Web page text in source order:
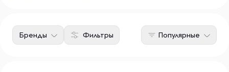
Фильтры
Бренды Популярные